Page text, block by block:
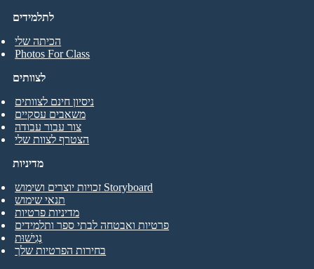
לתלמידים
הכיתה שלי
Photos For Class
לצוותים
ניסיון חינם לצוותים
משאבים עסקיים
צור עבור עבודה
הצטרף לצוות שלי
מדיניות
זכויות יוצרים ושימוש Storyboard
תנאי שימוש
מדיניות פרטיות
פרטיות ואבטחה לבתי ספר ותלמידים
נְגִישׁוּת
בחירות הפרטיות שלך